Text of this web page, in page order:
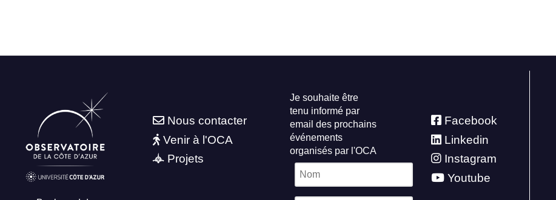
Nous contacter
Venir à l'OCA
Projets
Je souhaite être
tenu informé par
email des prochains
événements
organisés par l'OCA
Facebook
Linkedin
Instagram
Youtube